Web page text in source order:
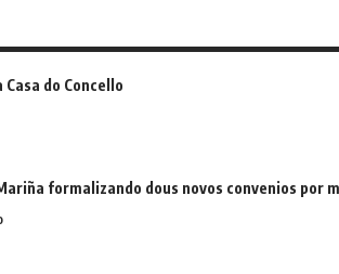
do Concello
formalizando dous novos convenios por